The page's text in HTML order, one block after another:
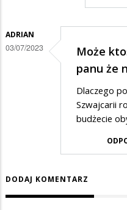
za
nowy
ADRIAN
03/07/2023
Może
panu że
Dlaczego
Szwajcarii
budżecie
DODAJ KOMENTARZ